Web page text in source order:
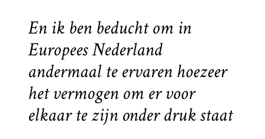
En ik ben beducht om in
Europees Nederland
andermaal te ervaren hoezeer
het vermogen om er voor
elkaar te zijn onder druk staat